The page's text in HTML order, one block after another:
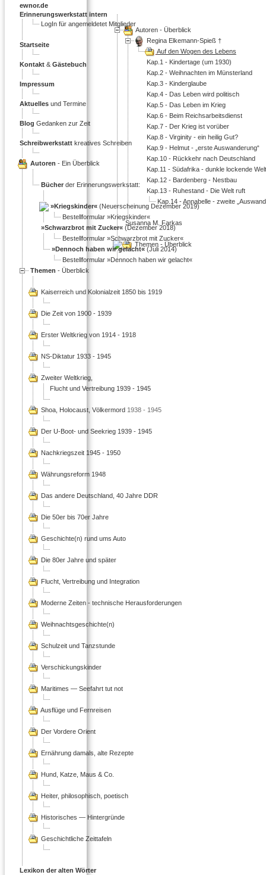
Autoren - Überblick
Regina Elkemann-Spieß †
Auf den Wogen des Lebens
Kap.1 - Kindertage (um 1930)
Kap.2 - Weihnachten im Münsterland
Kap.3 - Kinderglaube
Kap.4 - Das Leben wird politisch
Kap.5 - Das Leben im Krieg
Kap.6 - Beim Reichsarbeitsdienst
Kap.7 - Der Krieg ist vorüber
Kap.8 - Virginity - ein heilig Gut?
Kap.9 - Helmut - erste Auswanderung
Kap.10 - Rückkehr nach Deutschland
Kap.11 - Südafrika - dunkle lockende Welt
Kap.12 - Bardenberg - Nestbau
Kap.13 - Ruhestand - Die Welt ruft
Kap.14 - Annabelle - zweite
Susanna M. Farkas
Themen - Überblick
ewnor.de
Erinnerungswerkstatt intern
LogIn für angemeldetet Mitglieder
Startseite
Kontakt & Gästebuch
Impressum
Aktuelles und Termine
Blog Gedanken zur Zeit
Schreibwerkstatt kreatives Schreiben
Autoren - Ein Überblick
Bücher der Erinnerungswerkstatt:
»Kriegskinder« (Neuerscheinung Dezember 2019)
Bestellformular »Kriegskinder«
»Schwarzbrot mit Zucker« (Dezember 2018)
Bestellformular »Schwarzbrot mit Zucker«
»Dennoch haben wir gelacht«(Juli 2014)
Bestellformular »Dennoch haben wir gelacht«
Themen - Überblick
Kaiserreich und Kolonialzeit 1850 bis 1919
Die Zeit von 1900 - 1939
Erster Weltkrieg von 1914 - 1918
NS-Diktatur 1933 - 1945
Zweiter Weltkrieg,
Flucht und Vertreibung 1939 - 1945
Shoa, Holocaust, Völkermord 1938 - 1945
Der U-Boot- und Seekrieg 1939 - 1945
Nachkriegszeit 1945 - 1950
Währungsreform 1948
Das andere Deutschland, 40 Jahre DDR
Die 50er bis 70er Jahre
Geschichte(n) rund ums Auto
Die 80er Jahre und später
Flucht, Vertreibung und Integration
Moderne Zeiten - technische Herausforderungen
Weihnachtsgeschichte(n)
Schulzeit und Tanzstunde
Verschickungskinder
Maritimes — Seefahrt tut not
Ausflüge und Fernreisen
Der Vordere Orient
Ernährung damals, alte Rezepte
Hund, Katze, Maus & Co.
Heiter, philosophisch, poetisch
Historisches — Hintergründe
Geschichtliche Zeittafeln
Lexikon der alten Wörter